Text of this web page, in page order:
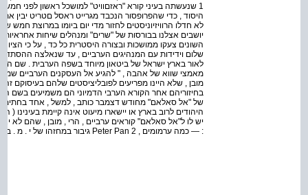
1 שנעשתה בעיני קורא "ראזםוויט" למושכל ראשון לפני
היסוד , כדי שהפרופסור הנכבד מגרייט ראסל םטריט יבין
לא חדלו הרוויזיוניסטים לחזור מדי יום ביומו במרוצת חמש
יושבים אצלנו בבורסות של "שרים" ומנהלים שיחות אחראיות
השונים צעקו ממושכות ובצורה היסטרית כל כד , על כי
שלום וידידות עם המנהיגים הערביים , עד שנאלצה
לאור בארץ ישראל של ביטאון מיוחד בשפה הערבית . שם
מאמצי שווא של אהבה , " להגיע אל העסקנים הערביים
מובן , שלא היינו מפריעים לפובליציסטים שלהם בעיסוקם
בחיזוריהם אחר הקורא הערבי הדמיוני הם משמיעים בשם
של "אל סאלאם" מחודש דצמבר כותב , למשל , אחד בחתימת
היהודים לרוב בארץ או יישארו מיעוט אינה קיימת בעינינו (
יש לו ל"אל סאלאם" קוראים ערביים , הרי , מובן , שהם לא
: — כמה ערמומים , Peter Pan 2 גיבור במחזהו של י . מ . בארי , שנמלט לארץ "לא לא" ומעולם לא התבגר .